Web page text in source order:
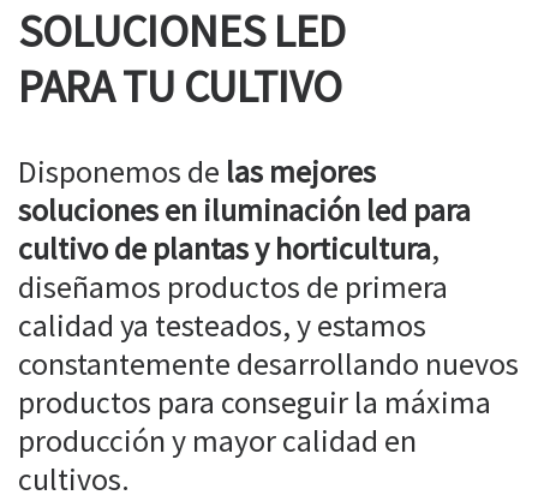
SOLUCIONES LED
PARA TU CULTIVO
Disponemos de las mejores
soluciones en iluminación led para
cultivo de plantas y horticultura,
diseñamos productos de primera
calidad ya testeados, y estamos
constantemente desarrollando nuevos
productos para conseguir la máxima
producción y mayor calidad en
cultivos.